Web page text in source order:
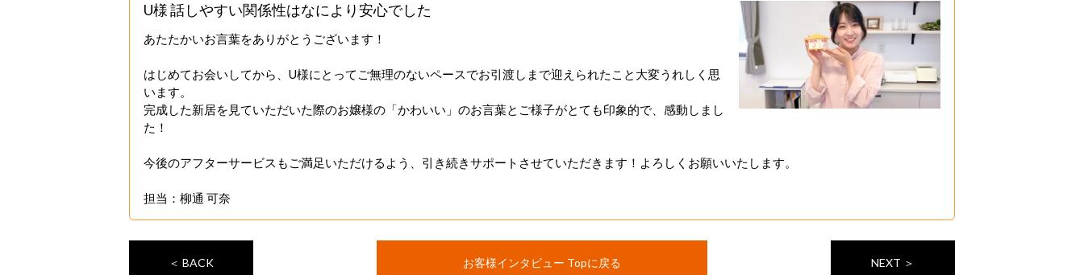
U様 話しやすい関係性はなにより安心でした
あたたかいお言葉をありがとうございます！
はじめてお会いしてから、U様にとってご無理のないペースでお引渡しまで迎えられたこと大変うれしく思
います。
完成した新居を見ていただいた際のお嬢様の「かわいい」のお言葉とご様子がとても印象的で、感動しまし
た！
今後のアフターサービスもご満足いただけるよう、引き続きサポートさせていただきます！よろしくお願いいたします。
担当：柳通 可奈
＜ BACK お客様インタビュー Topに戻る NEXT ＞